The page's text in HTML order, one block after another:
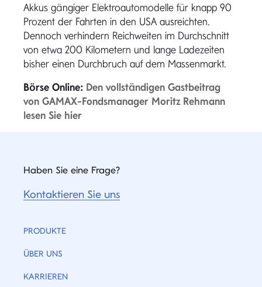
Akkus gängiger Elektroautomodelle für knapp 90
Prozent der Fahrten in den USA ausreichten.
Dennoch verhindern Reichweiten im Durchschnitt
von etwa 200 Kilometern und lange Ladezeiten
bisher einen Durchbruch auf dem Massenmarkt.
Börse Online: Den vollständigen Gastbeitrag
von GAMAX-Fondsmanager Moritz Rehmann
lesen Sie hier
Haben Sie eine Frage?
Kontaktieren Sie uns
PRODUKTE
ÜBER UNS
KARRIEREN